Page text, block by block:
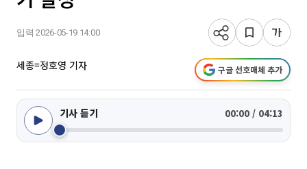
입력 2026-05-19 14:00
세종=정호영 기자 구글 선호매체 추가
기사 듣기 00:00 / 04:13